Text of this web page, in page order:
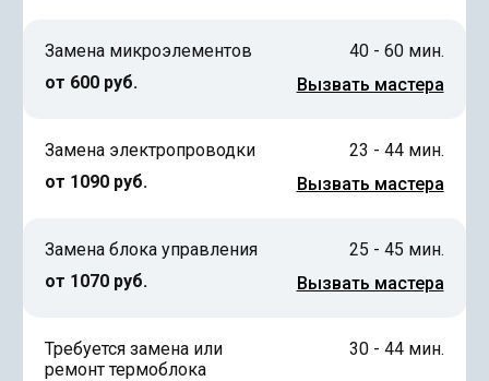
Замена микроэлементов
от 600 руб.
40 - 60 мин.
Вызвать мастера
Замена электропроводки
от 1090 руб.
23 - 44 мин.
Вызвать мастера
Замена блока управления
от 1070 руб.
25 - 45 мин.
Вызвать мастера
Требуется замена или
ремонт термоблока
30 - 44 мин.